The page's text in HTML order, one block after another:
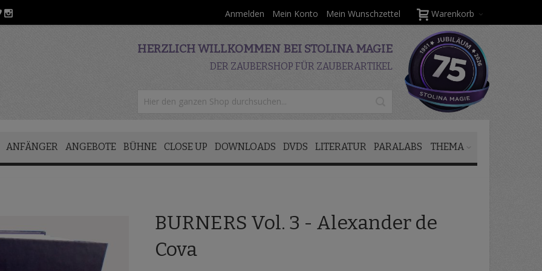
Warenkorb
Anmelden Mein Konto Mein Wunschzettel
HERZLICH WILLKOMMEN BEI STOLINA MAGIE
DER ZAUBERSHOP FÜR ZAUBERARTIKEL
ANFÄNGER ANGEBOTE BÜHNE CLOSE UP DOWNLOADS DVDS LITERATUR PARALABS THEMA
BURNERS Vol. 3 - Alexander de
Cova